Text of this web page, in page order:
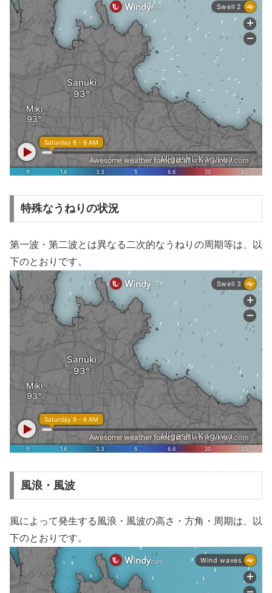
特殊なうねりの状況
第一波・第二波とは異なる二次的なうねりの周期等は、以
下のとおりです。
風浪・風波
風によって発生する風浪・風波の高さ・方角・周期は、以
下のとおりです。